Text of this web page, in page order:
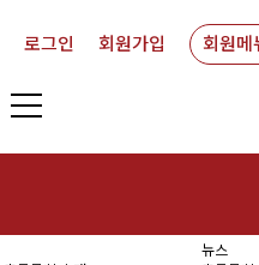
로그인 회원가입 회원메
뉴스